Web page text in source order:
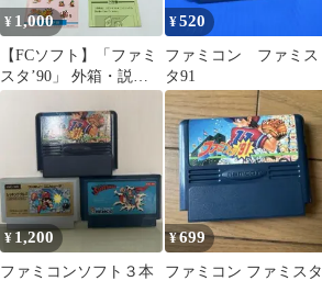
¥ 1,000
【FCソフト】「ファミ
スタ’90」 外箱・説明
書付き 動作品 ファミコ
ン ファミリーコンピュ
¥520
ファミコン ファミス
タ91
¥ 1,200
ファミコンソフト３本
¥699
ファミコン ファミスタ